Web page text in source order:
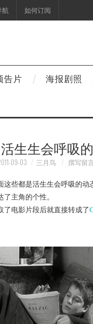
航 如何订阅
告片 海报剧照
生生会呼吸
09-03 三月鸟 撰写留
这些都是活生生会呼吸的
主角的个性。
电影片段后就直接转成了